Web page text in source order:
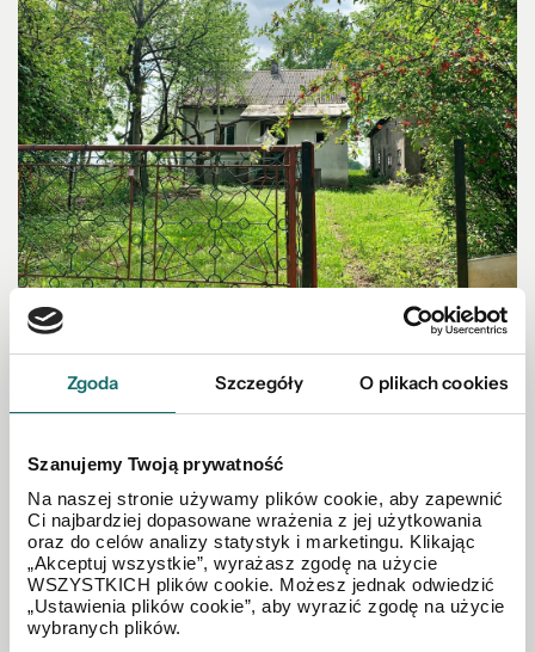
Zgoda Szczegóły O plikach cookies
Szanujemy Twoją prywatność
Na naszej stronie używamy plików cookie, aby zapewnić
Ci najbardziej dopasowane wrażenia z jej użytkowania
oraz do celów analizy statystyk i marketingu. Klikając
„Akceptuj wszystkie”, wyrażasz zgodę na użycie
WSZYSTKICH plików cookie. Możesz jednak odwiedzić
„Ustawienia plików cookie”, aby wyrazić zgodę na użycie
wybranych plików.
DOM NA SPRZEDAŻ
Domek na wsi! Okolice Wolbromia!
Podlesice | 80 m²
190 000 PLN